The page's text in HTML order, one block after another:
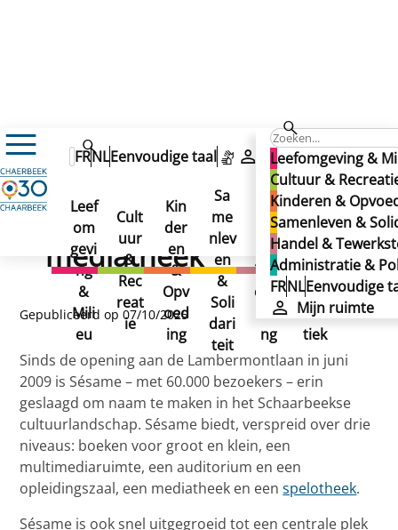
Leefomgeving &
Cultuur &
Kinderen &
Samenleven &
Handel &
Administratie &
FRNLEenvoudige
Mijn ruimte
FRNLEenvoudige taal Mijn ruimte
Leef
om
gevi
ng
&
Mili
eu
Cult
uur
&
Rec
reat
ie
Kin
der
en
&
Opv
oed
ing
Sa
me
nlev
en
&
Soli
dari
teit
Han
del
&
Tew
erks
telli
ng
Ad
min
istr
atie
&
Poli
tiek
Cultuur & Recreatie
Bibliotheken, mediatheek, spelotheek
Uren & Adressen
Bibliotheek Sésame, mediatheek
Bibliotheek Sésame,
mediatheek
Bibliotheek Sésame,
mediatheek
Gepubliceerd op 07/10/2025
Sinds de opening aan de Lambermontlaan in juni
2009 is Sésame – met 60.000 bezoekers – erin
geslaagd om naam te maken in het Schaarbeekse
cultuurlandschap. Sésame biedt, verspreid over drie
niveaus: boeken voor groot en klein, een
multimediaruimte, een auditorium en een
opleidingszaal, een mediatheek en eenspelotheek.
Sésame is ook snel uitgegroeid tot een centrale plek